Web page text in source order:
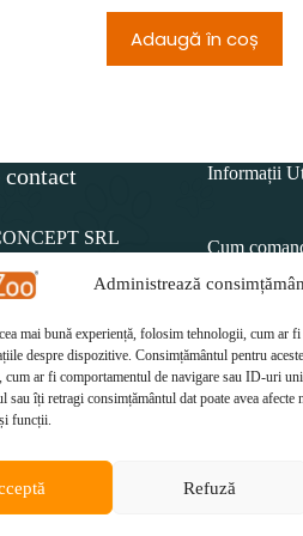
Administrează
mai bună experiență, folosim tehnologii, cum ar
despre dispozitive. Consimțământul pentru
cum ar fi comportamentul de navigare sau ID-uri
sau îți retragi consimțământul dat poate avea afecte
funcții.
Refuză
Adaugă în coș
SRL
812
Informații
Cum
Politica de
Cum plătesc
Cum se